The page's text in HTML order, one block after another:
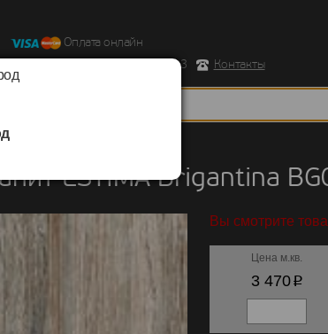
Оплата онлайн
Ул. Республиканская д.43 корпус 3
Контакты
ESTIMA Brigantina
Вы смотрите
Цена м.кв.
3 470p